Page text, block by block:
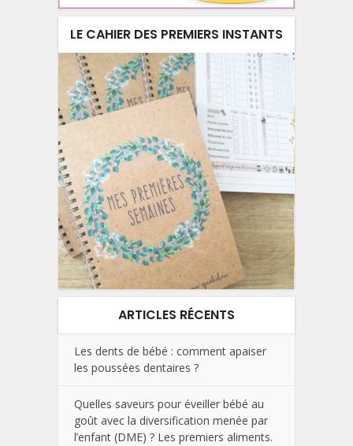
LE CAHIER DES PREMIERS INSTANTS
ARTICLES RÉCENTS
Les dents de bébé : comment apaiser
les poussées dentaires ?
Quelles saveurs pour éveiller bébé au
goût avec la diversification menée par
l’enfant (DME) ? Les premiers aliments.